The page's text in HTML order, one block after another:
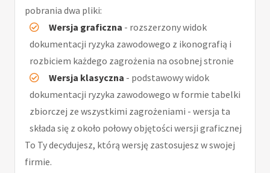
pobrania dwa pliki:
Wersja graficzna - rozszerzony widok
dokumentacji ryzyka zawodowego z ikonografią i
rozbiciem każdego zagrożenia na osobnej stronie
Wersja klasyczna - podstawowy widok
dokumentacji ryzyka zawodowego w formie tabelki
zbiorczej ze wszystkimi zagrożeniami - wersja ta
składa się z około połowy objętości wersji graficznej
To Ty decydujesz, którą wersję zastosujesz w swojej
firmie.